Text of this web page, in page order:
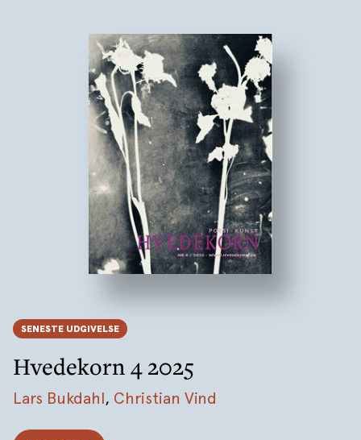
SENESTE UDGIVELSE
Hvedekorn 4 2025
Lars Bukdahl, Christian Vind